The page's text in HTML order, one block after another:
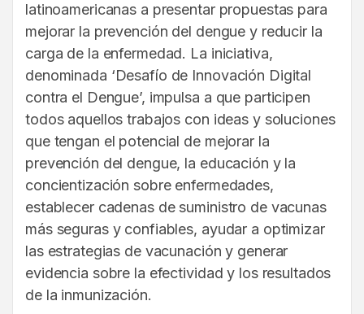
latinoamericanas a presentar propuestas para
mejorar la prevención del dengue y reducir la
carga de la enfermedad. La iniciativa,
denominada ‘Desafío de Innovación Digital
contra el Dengue’, impulsa a que participen
todos aquellos trabajos con ideas y soluciones
que tengan el potencial de mejorar la
prevención del dengue, la educación y la
concientización sobre enfermedades,
establecer cadenas de suministro de vacunas
más seguras y confiables, ayudar a optimizar
las estrategias de vacunación y generar
evidencia sobre la efectividad y los resultados
de la inmunización.